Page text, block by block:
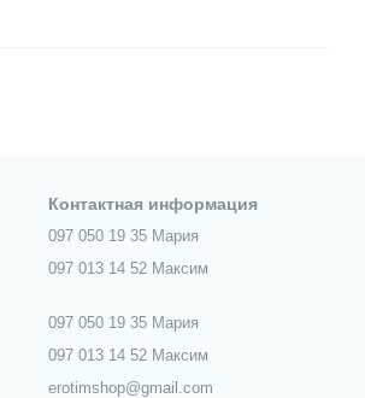
Контактная информация
097 050 19 35 Мария
097 013 14 52 Максим
097 050 19 35 Мария
097 013 14 52 Максим
erotimshop@gmail.com